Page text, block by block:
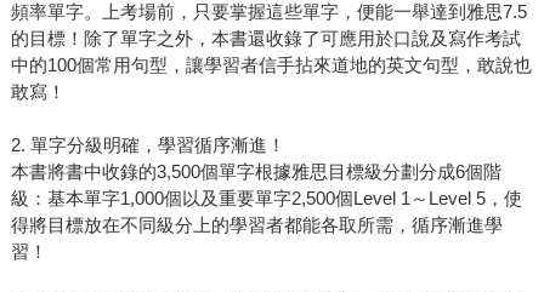
頻率單字。上考場前，只要掌握這些單字，便能一舉達到雅思7.5
的目標！除了單字之外，本書還收錄了可應用於口說及寫作考試
中的100個常用句型，讓學習者信手拈來道地的英文句型，敢說也
敢寫！
2. 單字分級明確，學習循序漸進！
本書將書中收錄的3,500個單字根據雅思目標級分劃分成6個階
級：基本單字1,000個以及重要單字2,500個Level 1～Level 5，使
得將目標放在不同級分上的學習者都能各取所需，循序漸進學
習！